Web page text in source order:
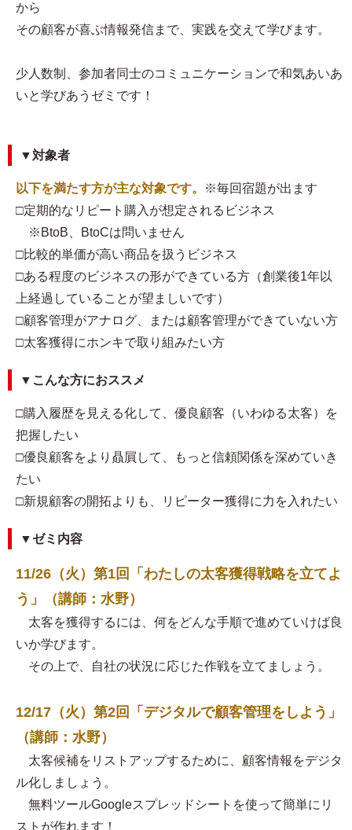
から
その顧客が喜ぶ情報発信まで、実践を交えて学びます。
少人数制、参加者同士のコミュニケーションで和気あいあ
いと学びあうゼミです！
▼対象者
以下を満たす方が主な対象です。
※毎回宿題が出ます
□定期的なリピート購入が想定されるビジネス
※BtoB、BtoCは問いません
□比較的単価が高い商品を扱うビジネス
□ある程度のビジネスの形ができている方（創業後1年以
上経過していることが望ましいです）
□顧客管理がアナログ、または顧客管理ができていない方
□太客獲得にホンキで取り組みたい方
▼こんな方におススメ
□購入履歴を見える化して、優良顧客（いわゆる太客）を
把握したい
□優良顧客をより贔屓して、もっと信頼関係を深めていき
たい
□新規顧客の開拓よりも、リピーター獲得に力を入れたい
▼ゼミ内容
11/26（火）第1回「わたしの太客獲得戦略を立てよ
う」（講師：水野）
太客を獲得するには、何をどんな手順で進めていけば良
いか学びます。
その上で、自社の状況に応じた作戦を立てましょう。
12/17（火）第2回「デジタルで顧客管理をしよう」
（講師：水野）
太客候補をリストアップするために、顧客情報をデジタ
ル化しましょう。
無料ツールGoogleスプレッドシートを使って簡単にリ
ストが作れます！